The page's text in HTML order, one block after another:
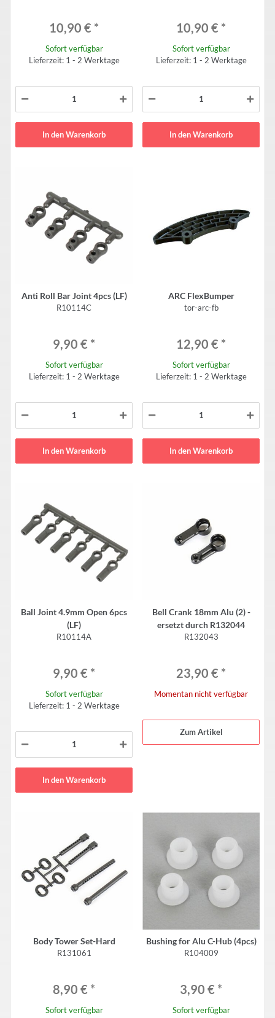
10,90 € *
Sofort verfügbar
Lieferzeit: 1 - 2 Werktage
In den Warenkorb
10,90 € *
Sofort verfügbar
Lieferzeit: 1 - 2 Werktage
In den Warenkorb
Anti Roll Bar Joint 4pcs (LF)
R10114C
9,90 € *
Sofort verfügbar
Lieferzeit: 1 - 2 Werktage
In den Warenkorb
ARC FlexBumper
tor-arc-fb
12,90 € *
Sofort verfügbar
Lieferzeit: 1 - 2 Werktage
In den Warenkorb
Ball Joint 4.9mm Open 6pcs
(LF)
R10114A
9,90 € *
Sofort verfügbar
Lieferzeit: 1 - 2 Werktage
In den Warenkorb
Bell Crank 18mm Alu (2) -
ersetzt durch R132044
R132043
23,90 € *
Momentan nicht verfügbar
Zum Artikel
Body Tower Set-Hard
R131061
8,90 € *
Sofort verfügbar
Bushing for Alu C-Hub (4pcs)
R104009
3,90 € *
Sofort verfügbar